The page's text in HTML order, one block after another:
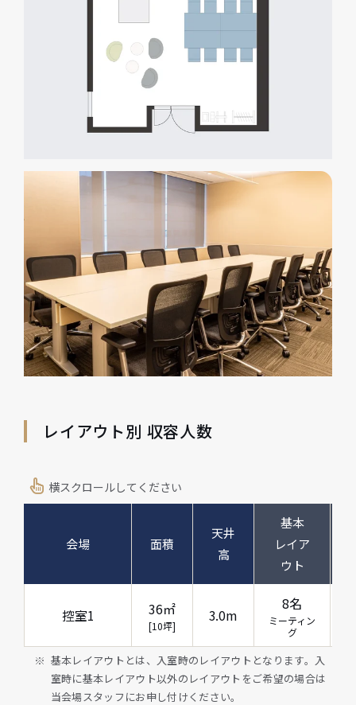
レイアウト別 収容人数
横スクロールしてください
会場 面積
天井
高
基本
レイア
ウト
控室1 36㎡
[10坪]
3.0m
8名
ミーティン
グ
基本レイアウトとは、入室時のレイアウトとなります。入
室時に基本レイアウト以外のレイアウトをご希望の場合は
当会場スタッフにお申し付けください。